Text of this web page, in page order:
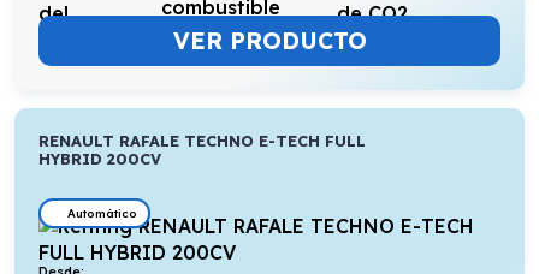
VER PRODUCTO
RENAULT RAFALE TECHNO E-TECH FULL
HYBRID 200CV
Automático